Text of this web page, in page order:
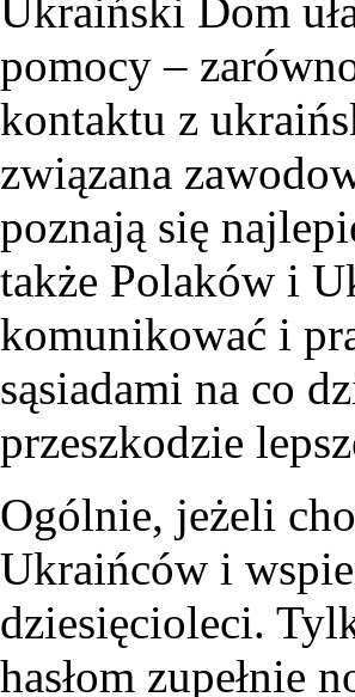
Ukraiński Dom
pomocy –
kontaktu z
związana
poznają się
także Polaków i
komunikować i
sąsiadami na co
przeszkodzie
Ogólnie, jeżeli
Ukraińców i
dziesięcioleci.
hasłom zupełnie